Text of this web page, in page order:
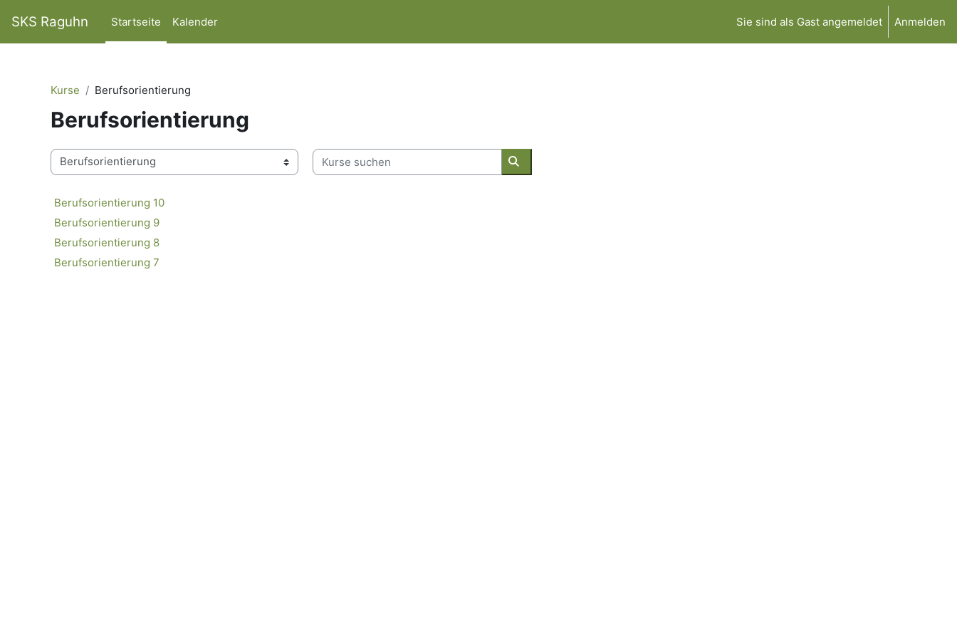
SKS Raguhn Startseite Kalender Sie sind als Gast angemeldet Anmelden
Kurse Berufsorientierung
Berufsorientierung
Kursbereiche
Kurse suchen
Kurse suchen
Berufsorientierung 10
Berufsorientierung 9
Berufsorientierung 8
Berufsorientierung 7